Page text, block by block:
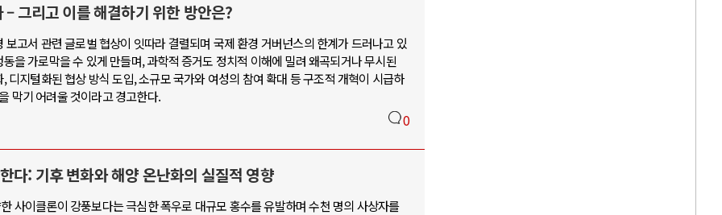
그리고 이를 해결하기 위한 방안은?
고서 관련 글로벌 협상이 잇따라 결렬되며 국제 환경 거버넌스의 한계가 드러나고 있
을 가로막을 수 있게 만들며, 과학적 증거도 정치적 이해에 밀려 왜곡되거나 무시된
디지털화된 협상 방식 도입, 소규모 국가와 여성의 참여 확대 등 구조적 개혁이 시급하
막기 어려울 것이라고 경고한다.
0
다: 기후 변화와 해양 온난화의 실질적 영향
사이클론이 강풍보다는 극심한 폭우로 대규모 홍수를 유발하며 수천 명의 사상자를